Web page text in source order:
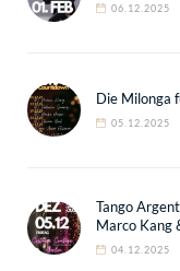
06.12.2025
Die Milonga
05.12.2025
Tango
Marco Kang
04.12.2025